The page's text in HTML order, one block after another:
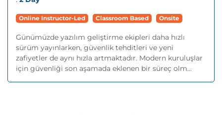
Online Instructor-Led Classroom Based Onsite
Günümüzde yazılım geliştirme ekipleri daha hızlı
sürüm yayınlarken, güvenlik tehditleri ve yeni
zafiyetler de aynı hızla artmaktadır. Modern kuruluşlar
için güvenliği son aşamada eklenen bir süreç olm...